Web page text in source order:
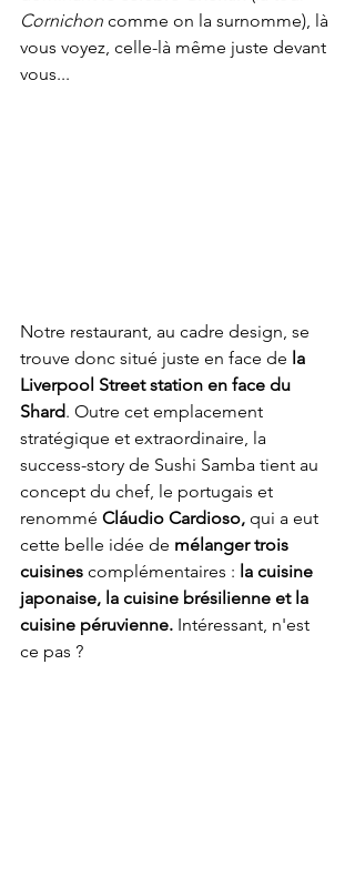
Cornichon comme on la surnomme), là
vous voyez, celle-là même juste devant
vous...
Notre restaurant, au cadre design, se
trouve donc situé juste en face de la
Liverpool Street station en face du
Shard. Outre cet emplacement
stratégique et extraordinaire, la
success-story de Sushi Samba tient au
concept du chef, le portugais et
renommé Cláudio Cardioso, qui a eut
cette belle idée de mélanger trois
cuisines complémentaires : la cuisine
japonaise, la cuisine brésilienne et la
cuisine péruvienne. Intéressant, n'est
ce pas ?